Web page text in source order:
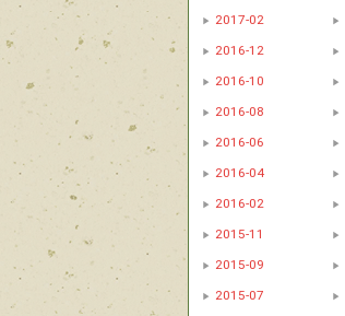
2017-02
2016-12
2016-10
2016-08
2016-06
2016-04
2016-02
2015-11
2015-09
2015-07